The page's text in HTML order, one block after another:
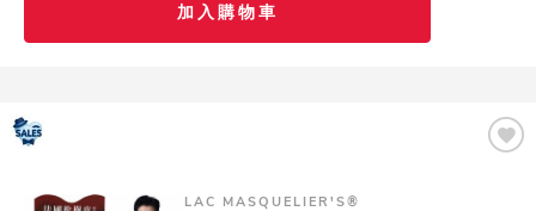
加入購物車
LAC MASQUELIER'S®